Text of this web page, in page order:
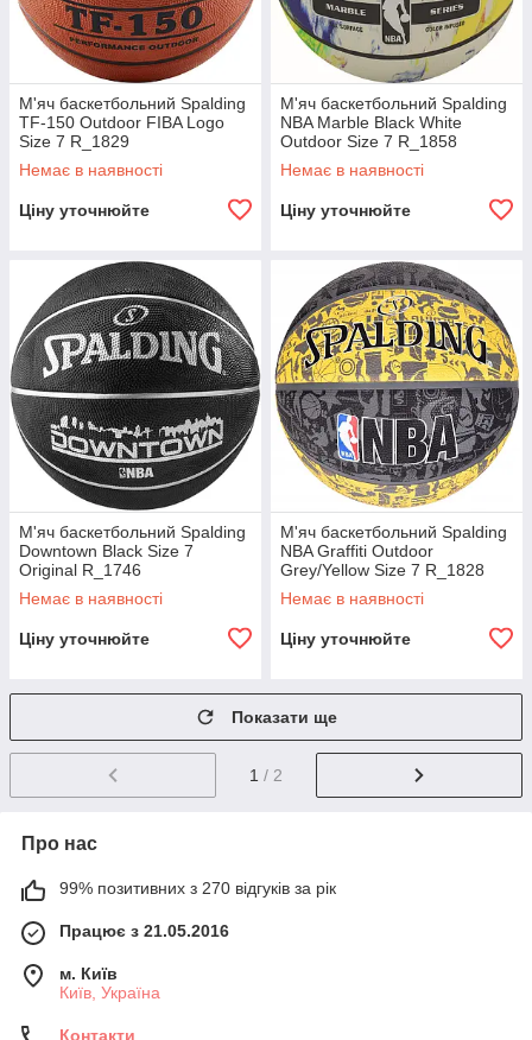
М'яч баскетбольний Spalding
TF-150 Outdoor FIBA Logo
Size 7 R_1829
Немає в наявності
Ціну уточнюйте
М'яч баскетбольний Spalding
NBA Marble Black White
Outdoor Size 7 R_1858
Немає в наявності
Ціну уточнюйте
М'яч баскетбольний Spalding
Downtown Black Size 7
Original R_1746
Немає в наявності
Ціну уточнюйте
М'яч баскетбольний Spalding
NBA Graffiti Outdoor
Grey/Yellow Size 7 R_1828
Немає в наявності
Ціну уточнюйте
Показати ще
1 / 2
Про нас
99% позитивних з 270 відгуків за рік
Працює з 21.05.2016
м. Київ
Київ, Україна
Контакти